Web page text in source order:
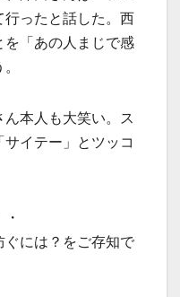
ったと話した。西
「あの人まじで感
本人も大笑い。ス
イテー」とツッコ
には？をご存知で